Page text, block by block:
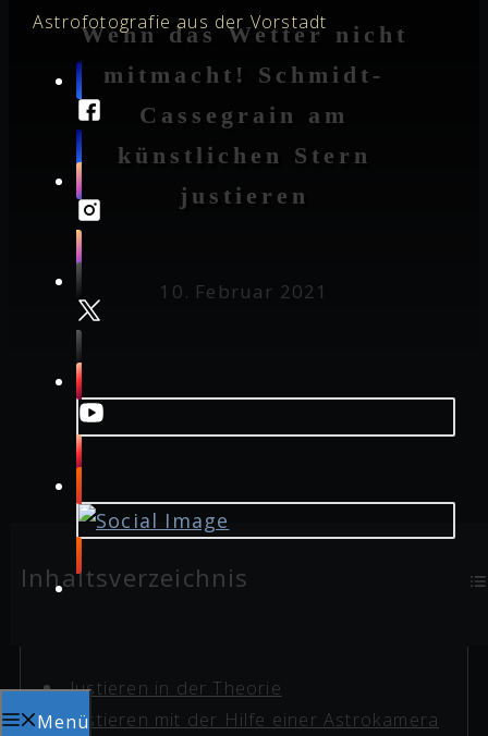
Astrofotografie aus der Vorstadt
Menü
Wenn das Wetter nicht
mitmacht! Schmidt-
Cassegrain am
künstlichen Stern
justieren
10. Februar 2021
Inhaltsverzeichnis
Justieren in der Theorie
Justieren mit der Hilfe einer Astrokamera